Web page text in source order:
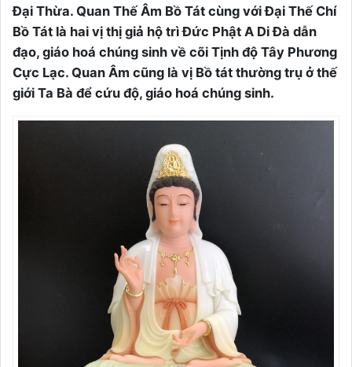
Đại Thừa. Quan Thế Âm Bồ Tát cùng với Đại Thế Chí
Bồ Tát là hai vị thị giả hộ trì Đức Phật A Di Đà dẫn
đạo, giáo hoá chúng sinh về cõi Tịnh độ Tây Phương
Cực Lạc. Quan Âm cũng là vị Bồ tát thường trụ ở thế
giới Ta Bà để cứu độ, giáo hoá chúng sinh.